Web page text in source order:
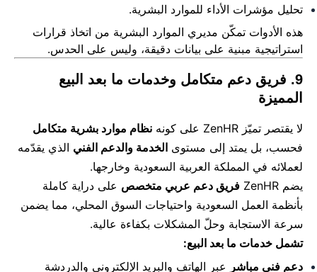
تحليل مؤشرات الأداء للموارد البشرية.
هذه الأدوات تمكّن مديري الموارد البشرية من اتخاذ قرارات
استراتيجية مبنية على بيانات دقيقة، وليس على الحدس.
9. فريق دعم متكامل وخدمات ما بعد البيع
المميزة
لا يقتصر تميّز ZenHR على كونه
نظام موارد بشرية متكامل
فحسب، بل يمتد إلى مستوى الخدمة والدعم الفني الذي يقدّمه
لعملائه في المملكة العربية السعودية وخارجها.
يضم ZenHR
فريق دعم عربي متخصص على دراية كاملة
بأنظمة العمل السعودية واحتياجات السوق المحلي، مما يضمن
سرعة الاستجابة وحلّ المشكلات بكفاءة عالية.
تشمل خدمات ما بعد البيع:
دعم فني مباشر عبر الهاتف والبريد الإلكتروني والدردشة